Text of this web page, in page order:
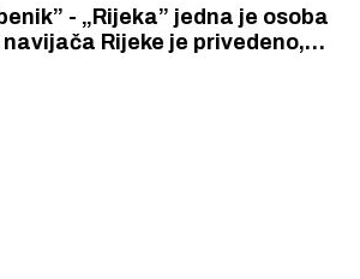
- „Rijeka” jedna je osoba
Rijeke je privedeno,
i topovskih udara